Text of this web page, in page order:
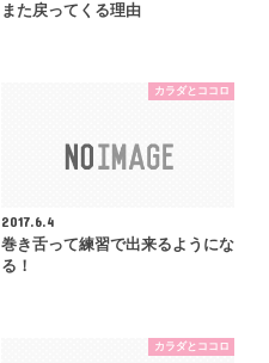
また戻ってくる理由
カラダとココロ
2017.6.4
巻き舌って練習で出来るようにな
る！
カラダとココロ